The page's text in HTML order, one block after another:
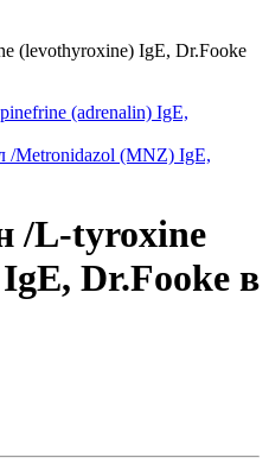
(levothyroxine) IgE, Dr.Fooke
(adrenalin) IgE,
/Metronidazol (MNZ) IgE,
/L-tyroxine
Dr.Fooke в